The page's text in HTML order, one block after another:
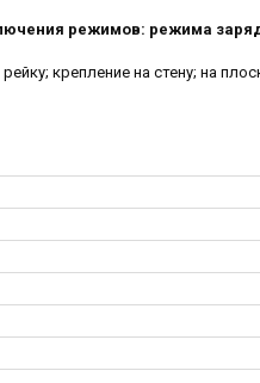
режимов: режима
крепление на стену; на